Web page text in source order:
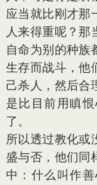
应当就比刚才那
人来得重呢？那
自命为别的种族
生存而战斗，他
己杀人，然后合
是比目前用瞋
了。
所以透过教化或
盛与否，他们同
中：什么叫作